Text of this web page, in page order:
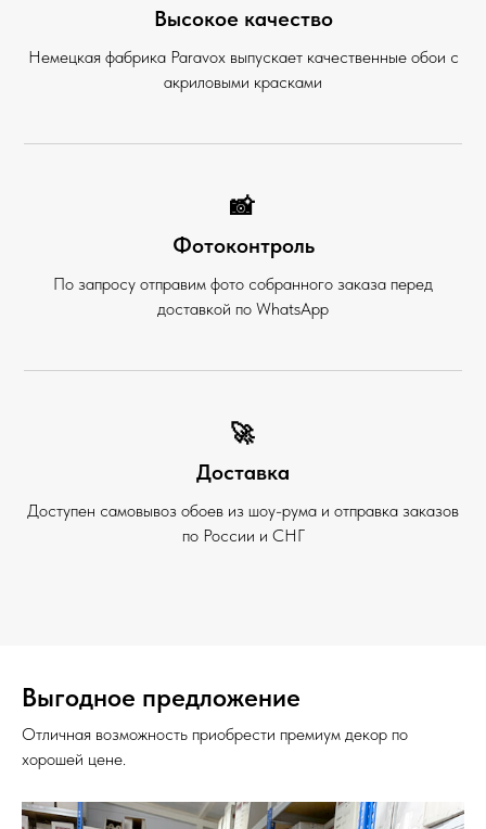
Высокое качество
Немецкая фабрика Paravox выпускает качественные обои с
акриловыми красками
📸
Фотоконтроль
По запросу отправим фото собранного заказа перед
доставкой по WhatsApp
🚀
Доставка
Доступен самовывоз обоев из шоу-рума и отправка заказов
по России и СНГ
Выгодное предложение
Отличная возможность приобрести премиум декор по
хорошей цене.